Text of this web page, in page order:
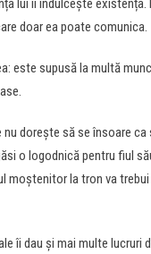
lui îi îndulcește existența.
doar ea poate comunica.
este supusă la multă
dorește să se însoare ca
o logodnică pentru fiul
moștenitor la tron va
îi dau și mai multe lucruri